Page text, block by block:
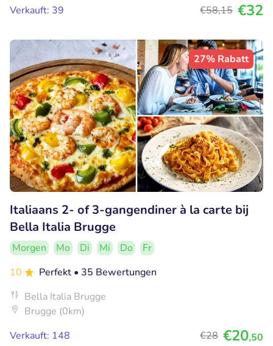
Verkauft: 39
€58,15 €32
27% Rabatt
Italiaans 2- of 3-gangendiner à la carte bij
Bella Italia Brugge
Morgen Mo Di Mi Do
Fr
10
Perfekt • 35 Bewertungen
Bella Italia Brugge
Brugge (0km)
Verkauft: 148
€28 €20,50